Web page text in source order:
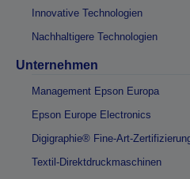
Innovative Technologien
Nachhaltigere Technologien
Unternehmen
Management Epson Europa
Epson Europe Electronics
Digigraphie® Fine-Art-
Textil-Direktdruckmaschinen